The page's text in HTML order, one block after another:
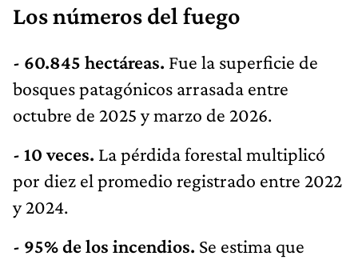
Los números del fuego
- 60.845 hectáreas. Fue la superficie de
bosques patagónicos arrasada entre
octubre de 2025 y marzo de 2026.
- 10 veces. La pérdida forestal multiplicó
por diez el promedio registrado entre 2022
y 2024.
- 95% de los incendios. Se estima que